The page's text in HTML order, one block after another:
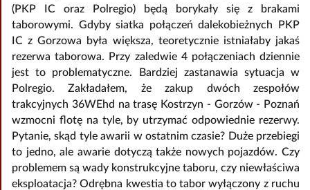
(PKP IC oraz Polregio) będą borykały się z brakami
taborowymi. Gdyby siatka połączeń dalekobieżnych PKP
IC z Gorzowa była większa, teoretycznie istniałaby jakaś
rezerwa taborowa. Przy zaledwie 4 połączeniach dziennie
jest to problematyczne. Bardziej zastanawia sytuacja w
Polregio. Zakładałem, że zakup dwóch zespołów
trakcyjnych 36WEhd na trasę Kostrzyn - Gorzów - Poznań
wzmocni flotę na tyle, by utrzymać odpowiednie rezerwy.
Pytanie, skąd tyle awarii w ostatnim czasie? Duże przebiegi
to jedno, ale awarie dotyczą także nowych pojazdów. Czy
problemem są wady konstrukcyjne taboru, czy niewłaściwa
eksploatacja? Odrębna kwestia to tabor wyłączony z ruchu